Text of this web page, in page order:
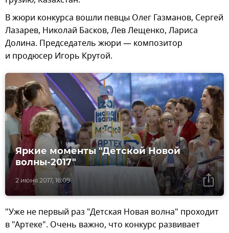
В жюри конкурса вошли певцы Олег Газманов, Сергей
Лазарев, Николай Басков, Лев Лещенко, Лариса
Долина. Председатель жюри — композитор
и продюсер Игорь Крутой.
2 июня 2017, 16:09
Яркие моменты "Детской Новой
волны-2017"
"Уже не первый раз "Детская Новая волна" проходит
в "Артеке". Очень важно, что конкурс развивает